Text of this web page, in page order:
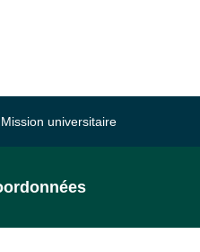
Mission universitaire